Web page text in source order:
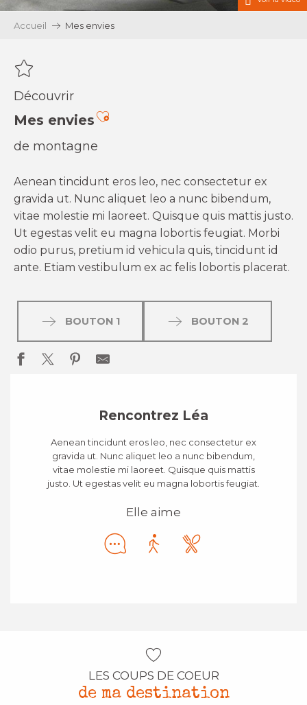
Accueil Mes envies
Découvrir
Mes enviesAjouter aux favoris
de montagne
Aenean tincidunt eros leo, nec consectetur ex
gravida ut. Nunc aliquet leo a nunc bibendum,
vitae molestie mi laoreet. Quisque quis mattis justo.
Ut egestas velit eu magna lobortis feugiat. Morbi
odio purus, pretium id vehicula quis, tincidunt id
ante. Etiam vestibulum ex ac felis lobortis placerat.
BOUTON 1 BOUTON 2
Rencontrez Léa
Aenean tincidunt eros leo, nec consectetur ex
gravida ut. Nunc aliquet leo a nunc bibendum,
vitae molestie mi laoreet. Quisque quis mattis
justo. Ut egestas velit eu magna lobortis feugiat.
Elle aime
LES COUPS DE COEUR
de ma destination